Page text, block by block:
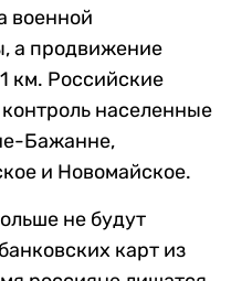
военной
а продвижение
км. Российские
населенные
Бажанне,
и Новомайское.
не будут
карт из